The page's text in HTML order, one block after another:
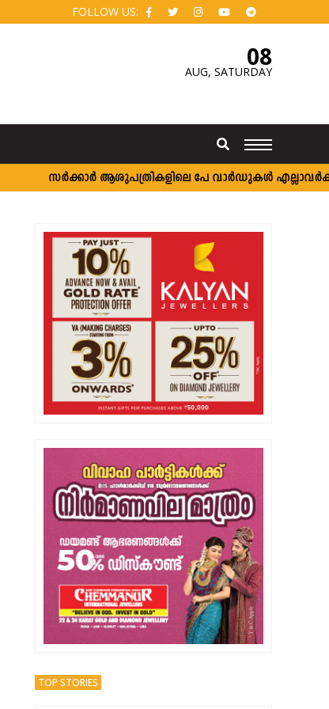
FOLLOW US:
08
AUG, SATURDAY
സർക്കാർ ആശുപത്രികളിലെ പേ വാർഡുകൾ എല്ലാവർക്കും;
TOP STORIES